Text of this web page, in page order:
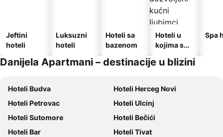
Jeftini
hoteli
Luksuzni
hoteli
Hoteli sa
bazenom
Hoteli u
kojima su
kućni
Spa
Danijela Apartmani – destinacije u blizini
Hoteli Budva
Hoteli Herceg Novi
Hoteli Petrovac
Hoteli Ulcinj
Hoteli Sutomore
Hoteli Bečići
Hoteli Bar
Hoteli Tivat